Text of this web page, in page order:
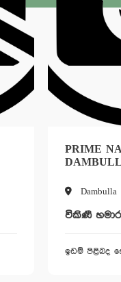
PRIME
Dambulla
විකිණී
ඉඩම් පිළිබද